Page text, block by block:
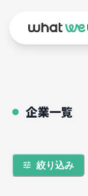
● 企業一覧
絞り込み